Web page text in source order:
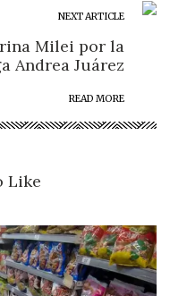
NEXT ARTICLE
Milei por la
Andrea Juárez
READ MORE
Like